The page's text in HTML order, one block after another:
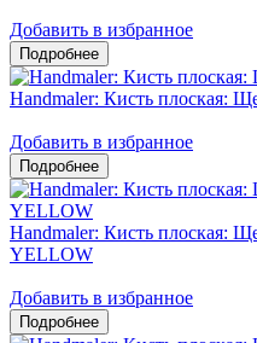
Добавить в избранное
Handmaler: Кисть плоская:
Добавить в избранное
Handmaler: Кисть плоская:
YELLOW
Добавить в избранное